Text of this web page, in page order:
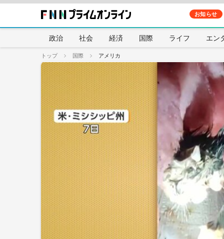
お知らせ
政治 社会 経済 国際 ライフ エン
トップ 国際 アメリカ